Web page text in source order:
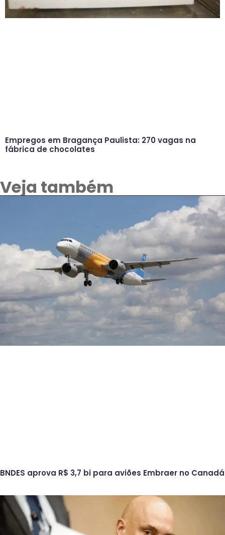
Empregos em Bragança Paulista: 270 vagas na
fábrica de chocolates
Veja também
BNDES aprova R$ 3,7 bi para aviões Embraer no Canadá